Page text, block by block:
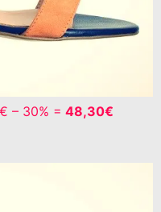
– 30% = 48,30€